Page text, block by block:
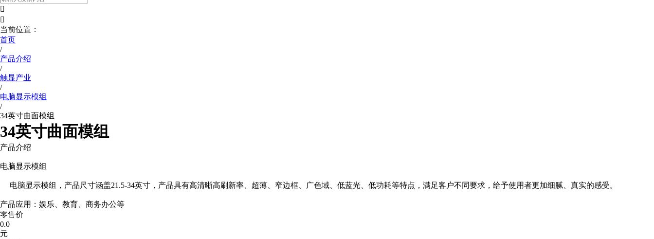


当前位置：
首页
/
产品介绍
/
触显产业
/
电脑显示模组
/
34英寸曲面模组
34英寸曲面模组
产品介绍
电脑显示模组
电脑显示模组，产品尺寸涵盖21.5-34英寸，产品具有高清晰高刷新率、超薄、窄边框、广色域、低蓝光、低功耗等特点，满足客户不同要求，给予使用者更加细腻、真实的感受。
产品应用：娱乐、教育、商务办公等
零售价
0.0
元